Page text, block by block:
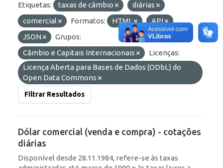
Etiquetas: taxas de câmbio
diárias
comercial
Formatos: HTML
API
JSON
Grupos:
Câmbio e Capitais Internacionais
Licenças:
Licença Aberta para Bases de Dados (ODbL) do
Open Data Commons
Filtrar Resultados
Dólar comercial (venda e compra) - cotações
diárias
Disponível desde 28.11.1984, refere-se às taxas